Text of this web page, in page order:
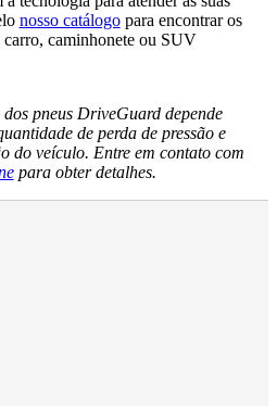
nosso catálogopara encontrar os
carro, caminhonete ou SUV
pneus DriveGuard depende
de perda de pressão e
do veículo. Entre em contato com
para obter detalhes.